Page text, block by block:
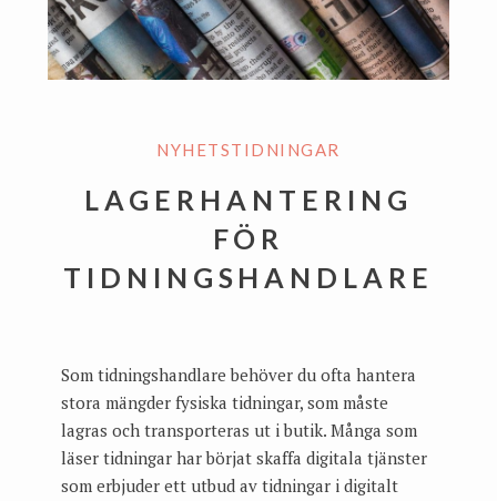
NYHETSTIDNINGAR
LAGERHANTERING
FÖR
TIDNINGSHANDLARE
Som tidningshandlare behöver du ofta hantera
stora mängder fysiska tidningar, som måste
lagras och transporteras ut i butik. Många som
läser tidningar har börjat skaffa digitala tjänster
som erbjuder ett utbud av tidningar i digitalt